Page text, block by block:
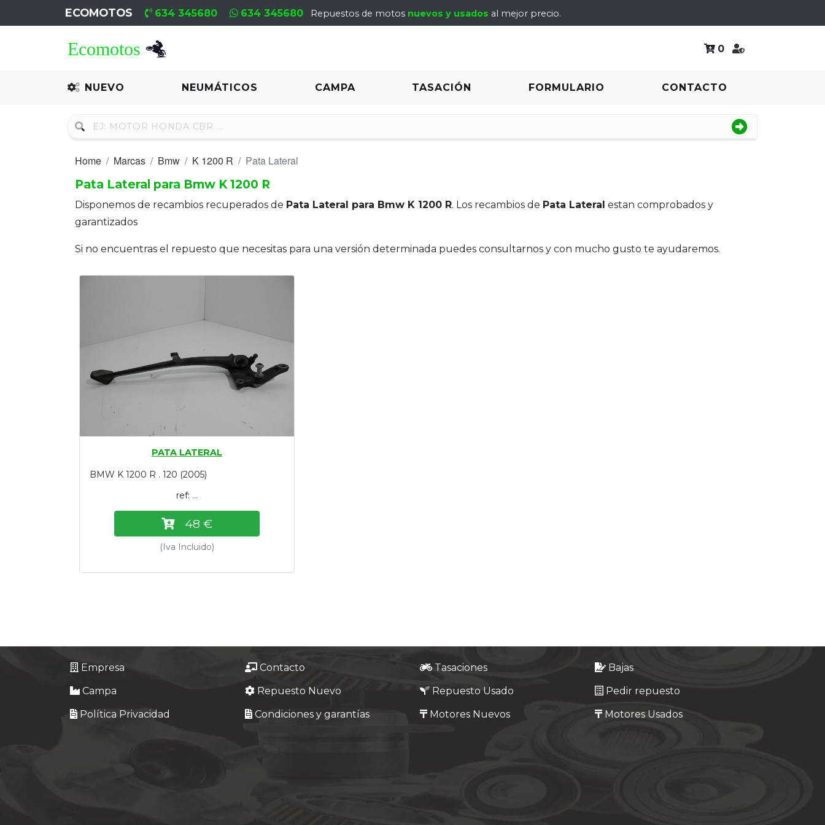
ECOMOTOS 634 345680 634 345680 Repuestos de motos nuevos y usados al mejor precio.
0
NUEVO NEUMÁTICOS CAMPA TASACIÓN FORMULARIO CONTACTO
Recambio
Neumáticos
Motores
Motores
Home Marcas Bmw K 1200 R
Pata Lateral
Pata Lateral para Bmw K 1200 R
Disponemos de recambios recuperados de Pata Lateral para Bmw K 1200 R. Los recambios de Pata Lateral estan comprobados y
garantizados
Si no encuentras el repuesto que necesitas para una versión determinada puedes consultarnos y con mucho gusto te ayudaremos.
PATA LATERAL
BMW K 1200 R . 120 (2005)
ref: ...
48 €
(Iva Incluido)
Empresa Contacto Tasaciones
Bajas
Campa
Repuesto Nuevo Repuesto Usado
Pedir repuesto
Política Privacidad
Condiciones y garantías Motores Nuevos Motores Usados